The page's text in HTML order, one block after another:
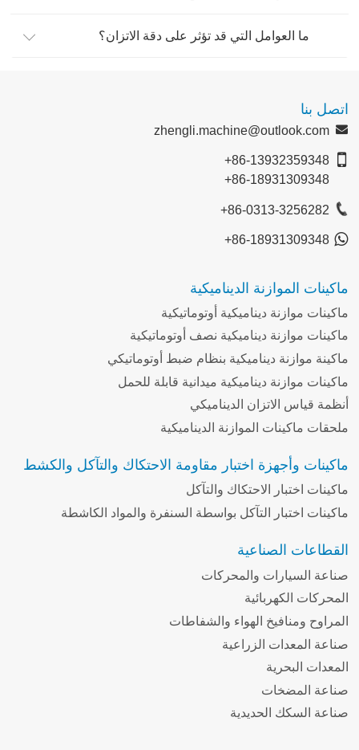
ما العوامل التي قد تؤثر على دقة الاتزان؟
اتصل بنا
zhengli.machine@outlook.com
+86-13932359348
+86-18931309348
+86-0313-3256282
+86-18931309348
ماكينات الموازنة الديناميكية
ماكينات موازنة ديناميكية أوتوماتيكية
ماكينات موازنة ديناميكية نصف أوتوماتيكية
ماكينة موازنة ديناميكية بنظام ضبط أوتوماتيكي
ماكينات موازنة ديناميكية ميدانية قابلة للحمل
أنظمة قياس الاتزان الديناميكي
ملحقات ماكينات الموازنة الديناميكية
ماكينات وأجهزة اختبار مقاومة الاحتكاك والتآكل والكشط
ماكينات اختبار الاحتكاك والتآكل
ماكينات اختبار التآكل بواسطة السنفرة والمواد الكاشطة
القطاعات الصناعية
صناعة السيارات والمحركات
المحركات الكهربائية
المراوح ومنافيخ الهواء والشفاطات
صناعة المعدات الزراعية
المعدات البحرية
صناعة المضخات
صناعة السكك الحديدية